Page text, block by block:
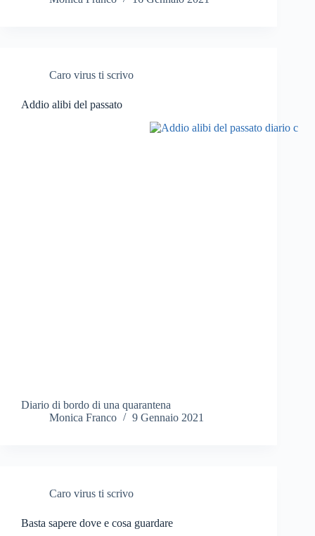
Caro virus ti scrivo
Addio alibi del passato
Diario di bordo di una quarantena
Monica Franco
9 Gennaio 2021
Caro virus ti scrivo
Basta sapere dove e cosa guardare